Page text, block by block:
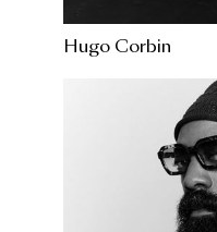
Hugo Corbin